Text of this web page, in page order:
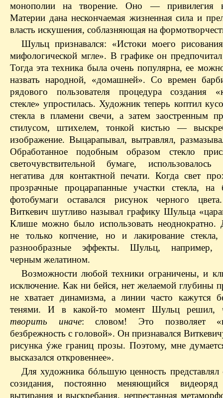
монополии на творение. Оно — привилегия
Материи дана нескончаемая жизненная сила и
власть искушения, соблазняющая на
Шульц признавался: «Истоки моего
мифологической мгле». В графике он
Тогда эта техника была очень популярна, ее
назвать народной, «домашней». Со времен
рядового пользователя процедура создания
стекле» упростилась. Художник теперь коптил
стекла в пламени свечи, а затем заостренным
стилусом, штихелем, тонкой кистью —
изображение. Выцарапывал, вытравлял,
Обработанное подобным образом стекло
светочувствительной бумаге,
негатива для контактной печати. Когда свет
прозрачные процарапанные участки стекла,
фотобумаги оставался рисунок черного
Виткевич шутливо называл графику Шульца
Клише можно было использовать неоднократно.
не только копчение, но и лакирование стекла,
разнообразные эффекты. Шульц, например,
черным желатином.
Возможности любой техники ограничены, и
исключение. Как ни бейся, нет желаемой глубины
не хватает динамизма, а линии часто кажутся
тенями. И в какой-то момент Шульц
творить иначе: словом! Это позволяет
безбрежность с головой». Он признавался
рисунка ýже границ прозы. Поэтому, мне
высказался откровеннее».
Для художника бóльшую ценность представлял
созидания, постоянно меняющийся
вытирания и выскребания, непрестанная